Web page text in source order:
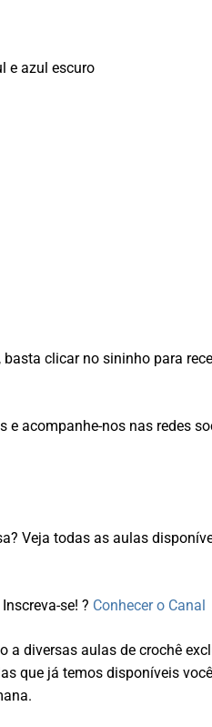
e azul escuro
clicar no sininho para
e acompanhe-nos nas redes
Veja todas as aulas
se! ? Conhecer o Canal
a diversas aulas de crochê
que já temos disponíveis